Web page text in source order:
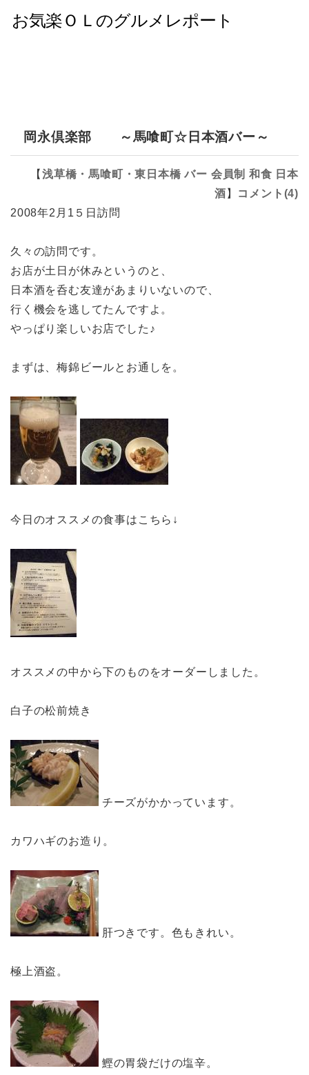
岡永倶楽部 ～馬喰町☆日本酒バー～
【 浅草橋・馬喰町・東日本橋 バー 会員制 和食 日本
酒 】 コメント(4)
2008年2月1５日訪問
久々の訪問です。
お店が土日が休みというのと、
日本酒を呑む友達があまりいないので、
行く機会を逃してたんですよ。
やっぱり楽しいお店でした♪
まずは、梅錦ビールとお通しを。
今日のオススメの食事はこちら↓
オススメの中から下のものをオーダーしました。
白子の松前焼き
チーズがかかっています。
カワハギのお造り。
肝つきです。色もきれい。
極上酒盗。
鰹の胃袋だけの塩辛。